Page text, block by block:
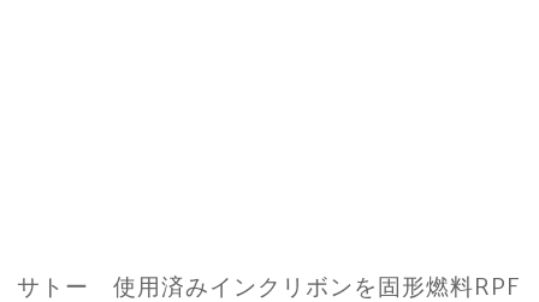
サトー 使用済みインクリボンを固形燃料RPF